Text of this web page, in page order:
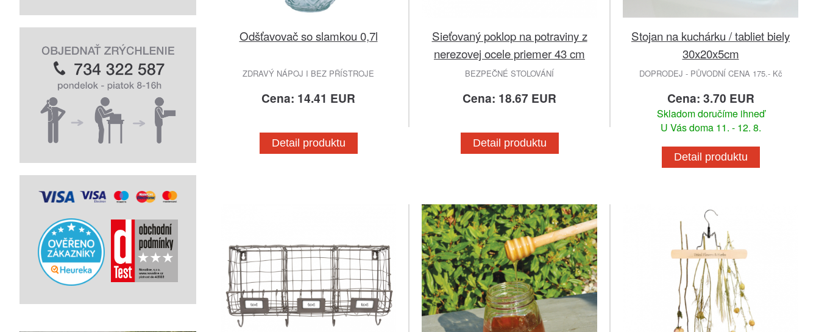
Odšťavovač so slamkou 0,7l
ZDRAVÝ NÁPOJ I BEZ PŘÍSTROJE
Cena: 14.41 EUR
Detail produktu
Sieťovaný poklop na potraviny z
nerezovej ocele priemer 43 cm
BEZPEČNÉ STOLOVÁNÍ
Cena: 18.67 EUR
Detail produktu
Stojan na kuchárku / tabliet biely
30x20x5cm
DOPRODEJ - PŮVODNÍ CENA 175.- Kč
Cena: 3.70 EUR
Skladom doručíme ihneď
U Vás doma 11. - 12. 8.
Detail produktu